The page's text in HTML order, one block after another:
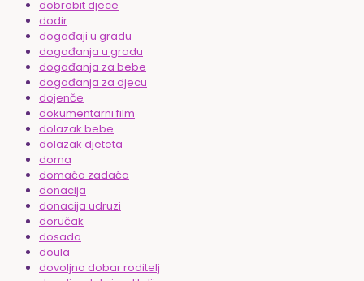
dobrobit djece
dodir
događaji u gradu
događanja u gradu
događanja za bebe
događanja za djecu
dojenče
dokumentarni film
dolazak bebe
dolazak djeteta
doma
domaća zadaća
donacija
donacija udruzi
doručak
dosada
doula
dovoljno dobar roditelj